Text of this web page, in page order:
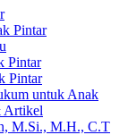
Pintar
Pintar
Pintar
untuk Anak
Artikel
M.Si., M.H., C.T